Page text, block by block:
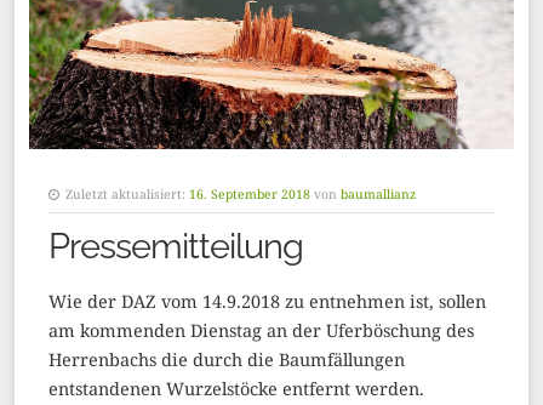
Zuletzt aktualisiert: 16. September 2018 von baumallianz
Pressemitteilung
Wie der DAZ vom 14.9.2018 zu entnehmen ist, sollen
am kommenden Dienstag an der Uferböschung des
Herrenbachs die durch die Baumfällungen
entstandenen Wurzelstöcke entfernt werden.